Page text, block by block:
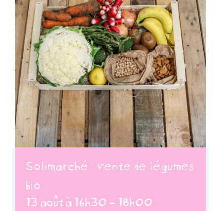
Solimarché : vente de légumes
bio
13 août à 16h30- 18h00